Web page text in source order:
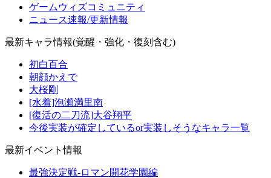
ゲームウィズコミュニティ
ニュース速報/更新情報
最新キャラ情報(覚醒・強化・復刻含む)
初白百合
朝顔かえで
大桜剛
[水着]泡瀬満里南
[復活の二刀流]大谷翔平
今後実装が確定しているor実装しそうなキャラ一覧
最新イベント情報
最強決定戦-ロマン開花学園編